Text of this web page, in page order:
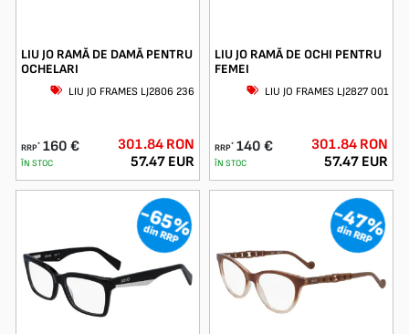
LIU JO RAMĂ DE DAMĂ PENTRU
OCHELARI
LIU JO FRAMES LJ2806 236
RRP* 160 €
ÎN STOC
301.84 RON
57.47 EUR
LIU JO RAMĂ DE OCHI PENTRU
FEMEI
LIU JO FRAMES LJ2827 001
RRP* 140 €
ÎN STOC
301.84 RON
57.47 EUR
-65%
din RRP -47%
din RRP